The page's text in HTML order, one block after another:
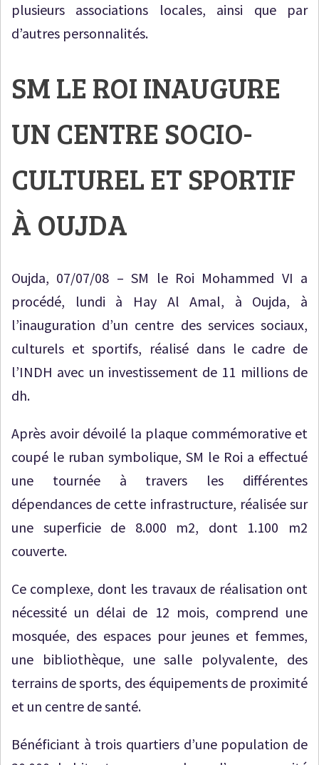
plusieurs associations locales, ainsi que par
d’autres personnalités.
SM LE ROI INAUGURE
UN CENTRE SOCIO-
CULTUREL ET SPORTIF
À OUJDA
Oujda, 07/07/08 – SM le Roi Mohammed VI a
procédé, lundi à Hay Al Amal, à Oujda, à
l’inauguration d’un centre des services sociaux,
culturels et sportifs, réalisé dans le cadre de
l’INDH avec un investissement de 11 millions de
dh.
Après avoir dévoilé la plaque commémorative et
coupé le ruban symbolique, SM le Roi a effectué
une tournée à travers les différentes
dépendances de cette infrastructure, réalisée sur
une superficie de 8.000 m2, dont 1.100 m2
couverte.
Ce complexe, dont les travaux de réalisation ont
nécessité un délai de 12 mois, comprend une
mosquée, des espaces pour jeunes et femmes,
une bibliothèque, une salle polyvalente, des
terrains de sports, des équipements de proximité
et un centre de santé.
Bénéficiant à trois quartiers d’une population de